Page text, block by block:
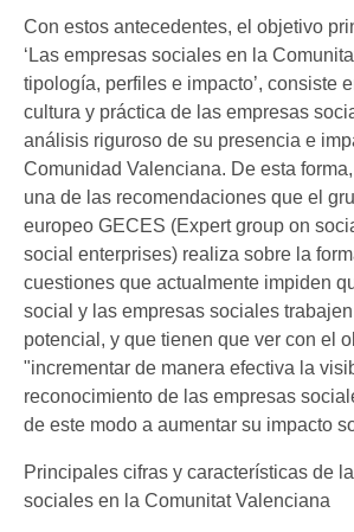
Con estos antecedentes, el objetivo
‘Las empresas sociales en la
tipología, perfiles e impacto’, consiste
cultura y práctica de las empresas
análisis riguroso de su presencia e
Comunidad Valenciana. De esta
una de las recomendaciones que el
europeo GECES (Expert group on
social enterprises) realiza sobre la
cuestiones que actualmente impiden
social y las empresas sociales
potencial, y que tienen que ver con el
"incrementar de manera efectiva la
reconocimiento de las empresas
de este modo a aumentar su impacto
Principales cifras y características de
sociales en la Comunitat Valenciana